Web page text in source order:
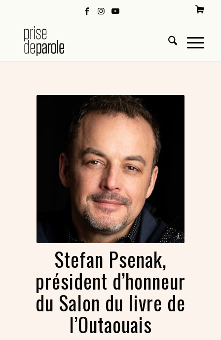
Photo : Mathieu Girard
Stefan Psenak,
président d’honneur
du Salon du livre de
l’Outaouais